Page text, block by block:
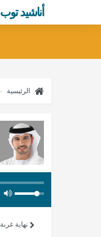
أناشيد توب
الرئيسية
نهاية غربة